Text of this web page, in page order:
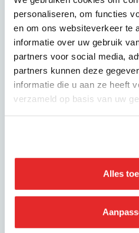
personaliseren, om functies
en om ons websiteverkeer te
informatie over uw gebruik
partners voor social media,
partners kunnen deze
informatie die u aan ze heeft
verzameld op basis van uw
Alles
Het ministerie heeft ons laten
een aanpassing wordt
richtlijnen.
Tot eind 2025 geldt bij
38,5%schonevoertuigen (met
1 januari 2026 zal het gaan om
38,5%emissievrijevoertuigen.
31 januari 2025
Deel dit evenement